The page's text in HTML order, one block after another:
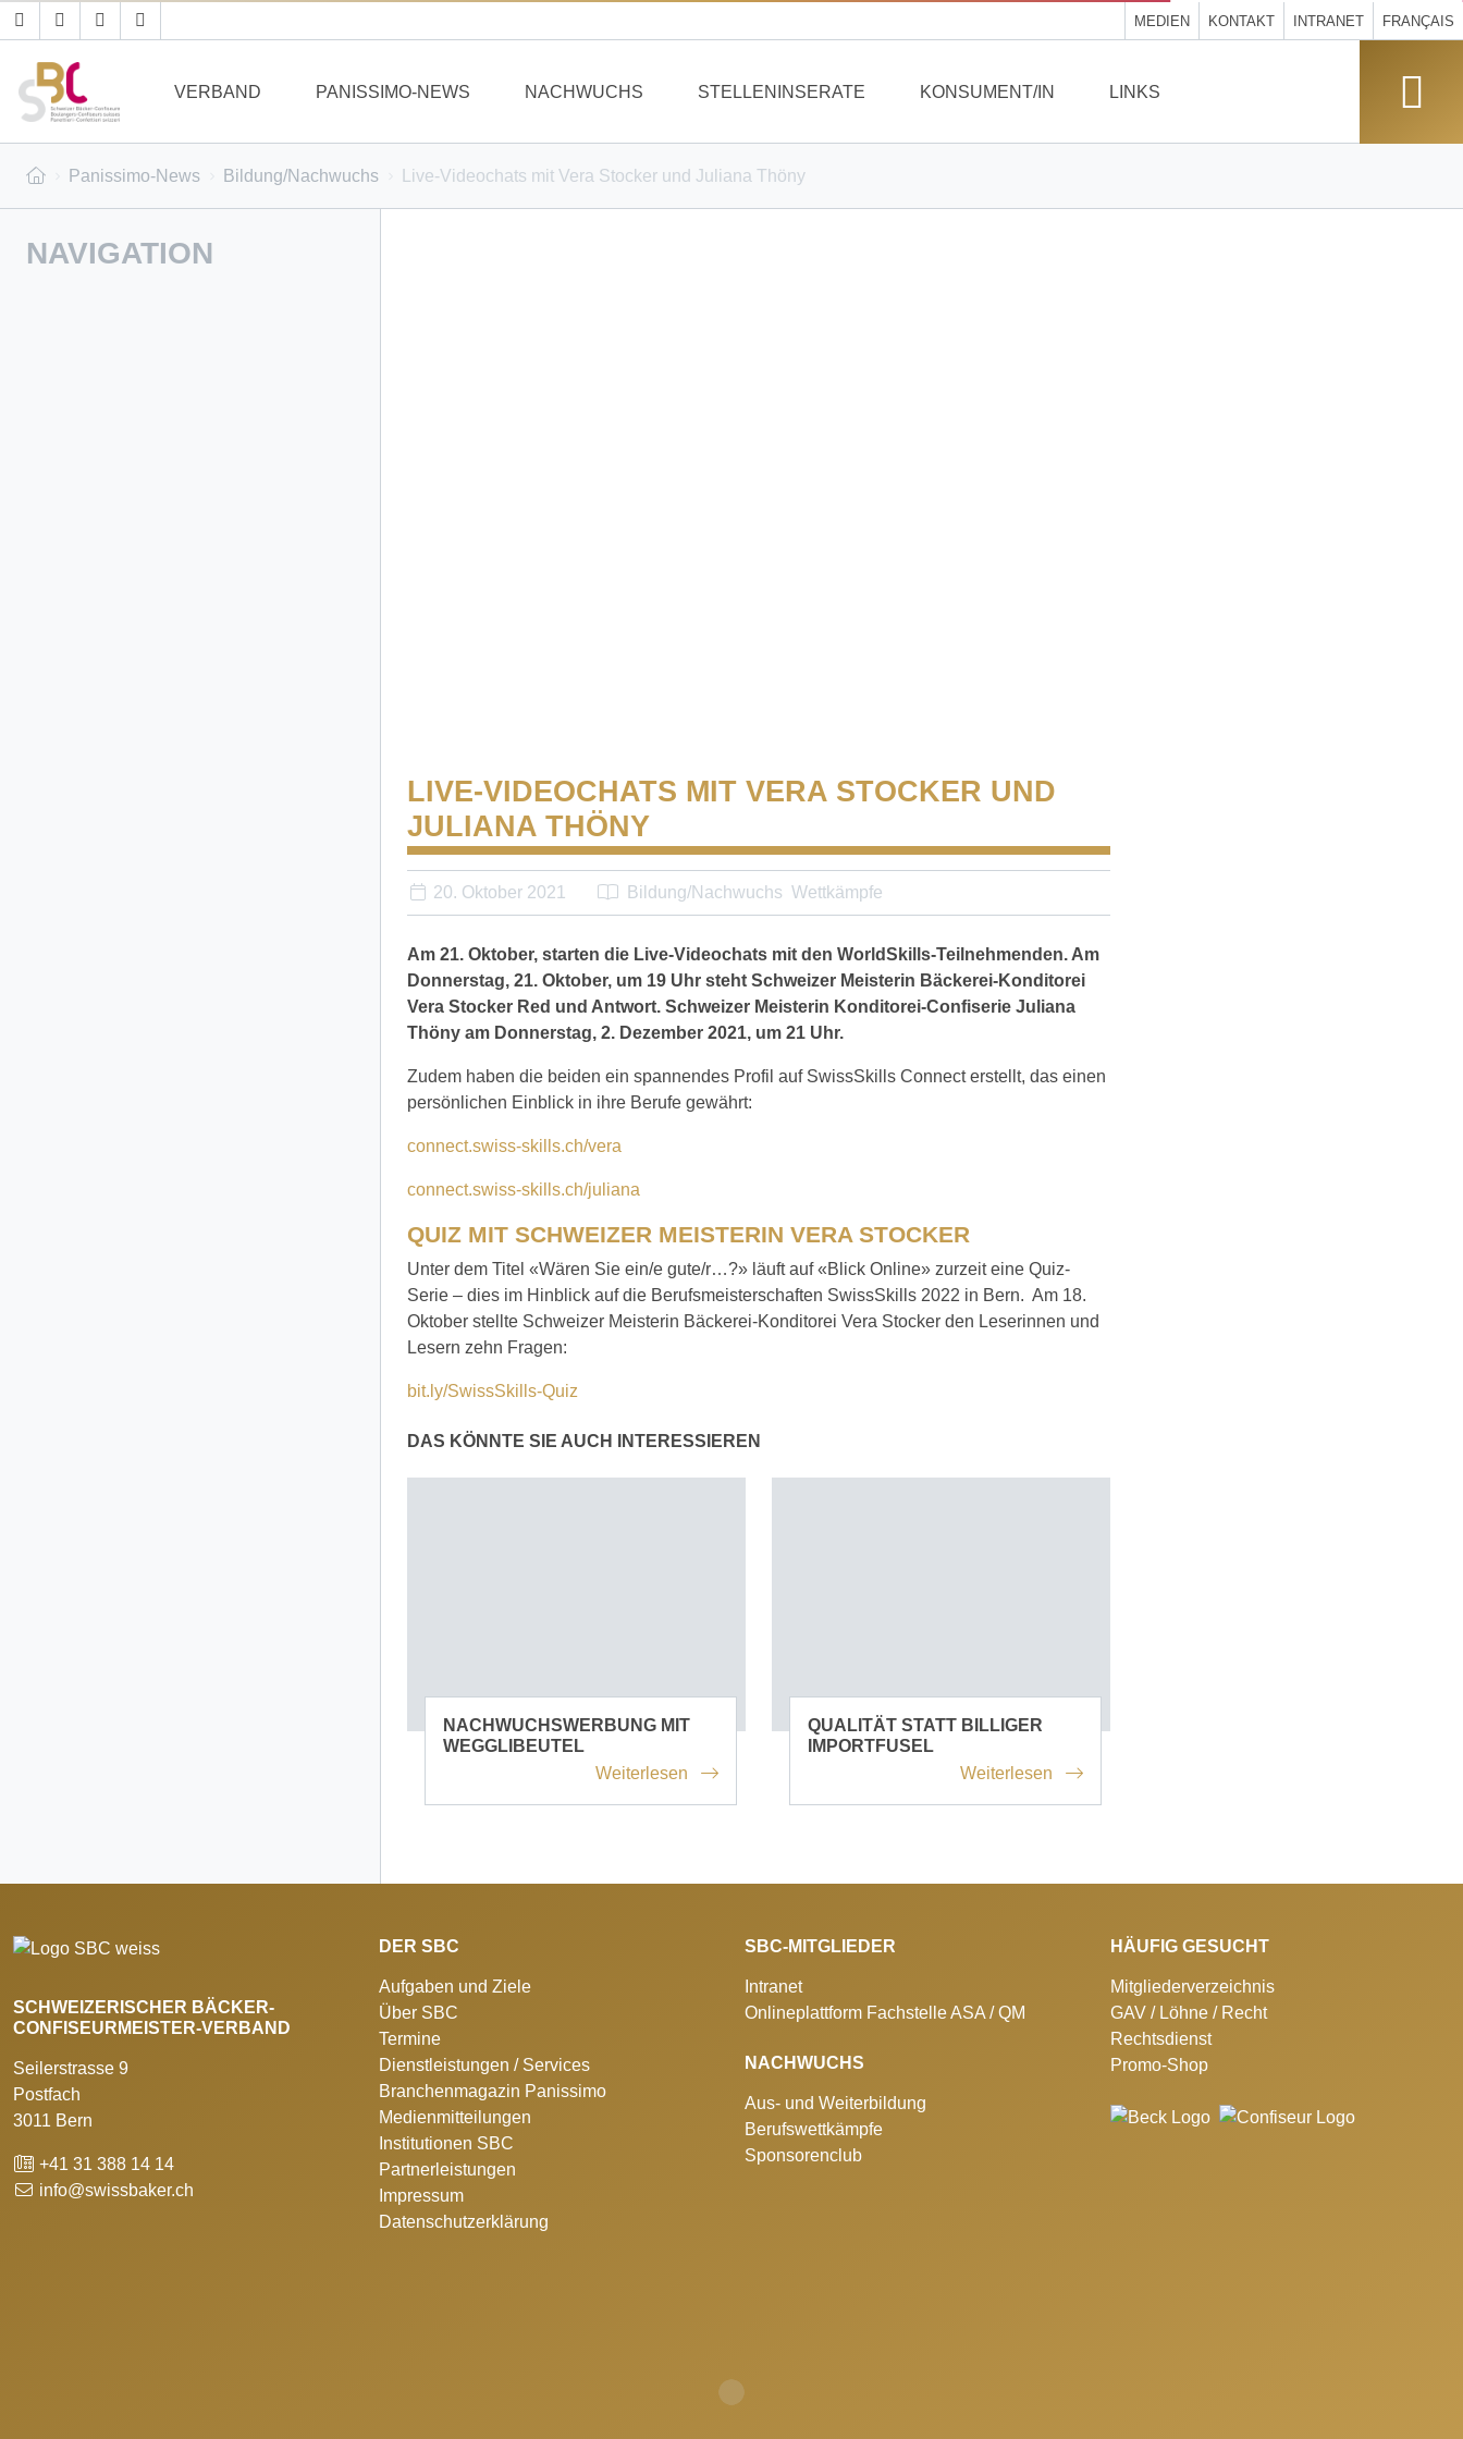
MEDIEN KONTAKT INTRANET FRANÇAIS
VERBAND PANISSIMO-NEWS NACHWUCHS STELLENINSERATE KONSUMENT/IN LINKS
Panissimo-News Bildung/Nachwuchs Live-Videochats mit Vera Stocker und Juliana Thöny
NAVIGATION
LIVE-VIDEOCHATS MIT VERA STOCKER UND
JULIANA THÖNY
20. Oktober 2021 Bildung/Nachwuchs Wettkämpfe
Am 21. Oktober, starten die Live-Videochats mit den WorldSkills-Teilnehmenden. Am
Donnerstag, 21. Oktober, um 19 Uhr steht Schweizer Meisterin Bäckerei-Konditorei
Vera Stocker Red und Antwort. Schweizer Meisterin Konditorei-Confiserie Juliana
Thöny am Donnerstag, 2. Dezember 2021, um 21 Uhr.
Zudem haben die beiden ein spannendes Profil auf SwissSkills Connect erstellt, das einen
persön­lichen Einblick in ihre Berufe gewährt:
connect.swiss-skills.ch/vera
connect.swiss-skills.ch/juliana
QUIZ MIT SCHWEIZER MEISTERIN VERA STOCKER
Unter dem Titel «Wären Sie ein/e gute/r…?» läuft auf «Blick Online» zurzeit eine Quiz-
Serie – dies im Hinblick auf die Berufsmeisterschaften SwissSkills 2022 in Bern. Am 18.
Oktober stellte Schweizer Meisterin Bäckerei-Konditorei Vera Stocker den Leserinnen und
Lesern zehn Fragen:
bit.ly/SwissSkills-Quiz
DAS KÖNNTE SIE AUCH INTERESSIEREN
NACHWUCHSWERBUNG MIT
WEGGLIBEUTEL
Weiterlesen
QUALITÄT STATT BILLIGER
IMPORTFUSEL
Weiterlesen
SCHWEIZERISCHER BÄCKER-
CONFISEURMEISTER-VERBAND
Seilerstrasse 9
Postfach
3011 Bern
+41 31 388 14 14
info@swissbaker.ch
DER SBC
Aufgaben und Ziele
Über SBC
Termine
Dienstleistungen / Services
Branchenmagazin Panissimo
Medienmitteilungen
Institutionen SBC
Partnerleistungen
Impressum
Datenschutzerklärung
SBC-MITGLIEDER
Intranet
Onlineplattform Fachstelle ASA / QM
NACHWUCHS
Aus- und Weiterbildung
Berufswettkämpfe
Sponsorenclub
HÄUFIG GESUCHT
Mitgliederverzeichnis
GAV / Löhne / Recht
Rechtsdienst
Promo-Shop